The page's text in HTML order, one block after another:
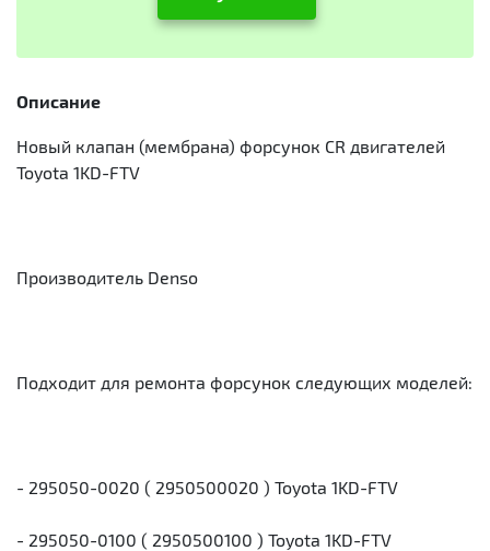
Описание
Новый клапан (мембрана) форсунок CR двигателей
Toyota 1KD-FTV
Производитель Denso
Подходит для ремонта форсунок следующих моделей:
- 295050-0020 ( 2950500020 ) Toyota 1KD-FTV
- 295050-0100 ( 2950500100 ) Toyota 1KD-FTV